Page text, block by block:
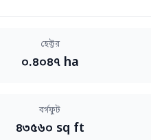
হেক্টর
০.৪০৪৭ ha
বর্গফুট
৪৩৫৬০ sq ft